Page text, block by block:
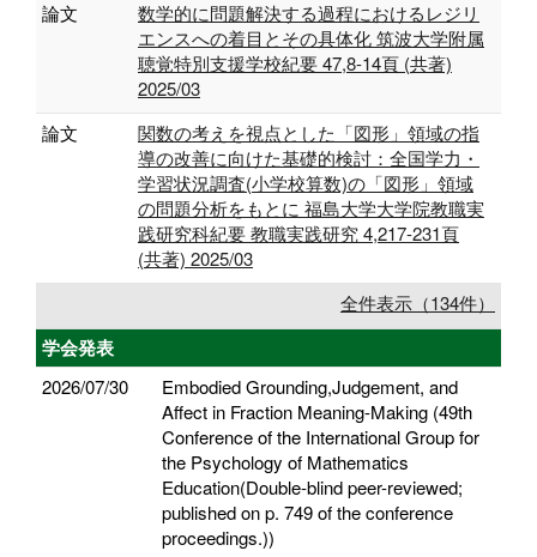
論文
数学的に問題解決する過程におけるレジリ
エンスへの着目とその具体化 筑波大学附属
聴覚特別支援学校紀要 47,8-14頁 (共著)
2025/03
論文
関数の考えを視点とした「図形」領域の指
導の改善に向けた基礎的検討：全国学力・
学習状況調査(小学校算数)の「図形」領域
の問題分析をもとに 福島大学大学院教職実
践研究科紀要 教職実践研究 4,217-231頁
(共著) 2025/03
全件表示（134件）
学会発表
2026/07/30
Embodied Grounding,Judgement, and
Affect in Fraction Meaning-Making (49th
Conference of the International Group for
the Psychology of Mathematics
Education(Double-blind peer-reviewed;
published on p. 749 of the conference
proceedings.))